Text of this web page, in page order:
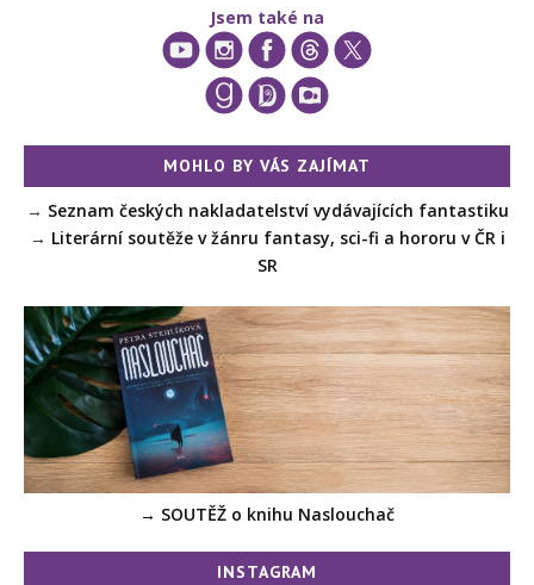
Jsem také na
MOHLO BY VÁS ZAJÍMAT
→ Seznam českých nakladatelství vydávajících fantastiku
→ Literární soutěže v žánru fantasy, sci-fi a hororu v ČR i
SR
→ SOUTĚŽ o knihu Naslouchač
INSTAGRAM